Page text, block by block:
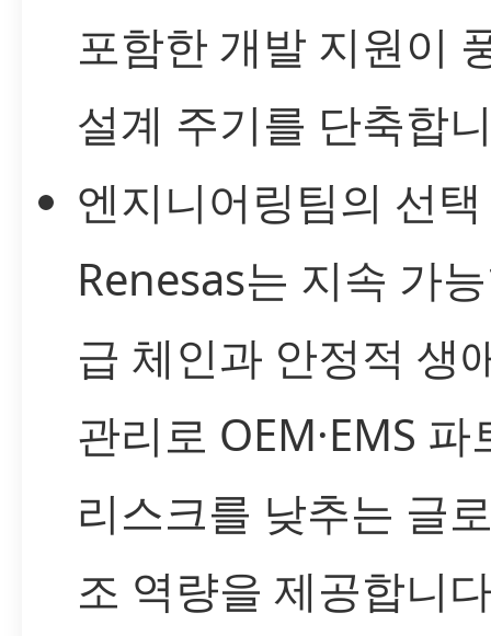
포함한 개발 지원이
설계 주기를 단축합
엔지니어링팀의 선
Renesas는 지속 가
급 체인과 안정적 생
관리로 OEM·EMS
리스크를 낮추는 글
조 역량을 제공합니